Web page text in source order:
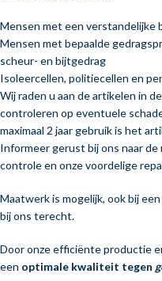
Mensen met een verstandelijke
Mensen met bepaalde
scheur- en bijtgedrag
Isoleercellen, politiecellen en
Wij raden u aan de artikelen in
controleren op eventuele
maximaal 2 jaar gebruik is het
Informeer gerust bij ons naar
controle en onze voordelige
Maatwerk is mogelijk, ook bij
bij ons terecht.
Door onze efficiënte productie
een optimale kwaliteit tegen